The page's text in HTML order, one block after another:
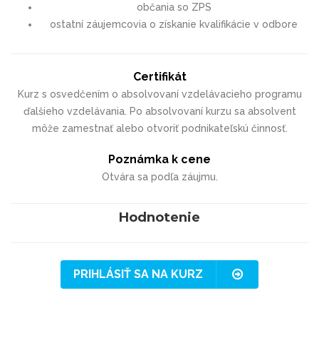
občania so ZPS
ostatní záujemcovia o získanie kvalifikácie v odbore
Certifikát
Kurz s osvedčením o absolvovaní vzdelávacieho programu
ďalšieho vzdelávania. Po absolvovaní kurzu sa absolvent
môže zamestnať alebo otvoriť podnikateľskú činnosť.
Poznámka k cene
Otvára sa podľa záujmu.
Hodnotenie
PRIHLÁSIŤ SA NA KURZ